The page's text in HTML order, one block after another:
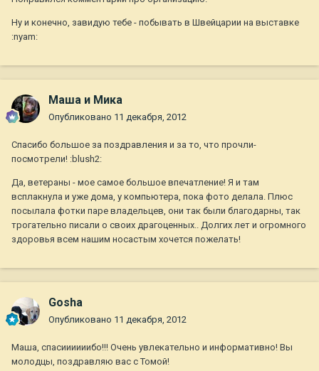
Ну и конечно, завидую тебе - побывать в Швейцарии на выставке
:nyam:
Маша и Мика
Опубликовано 11 декабря, 2012
Спасибо большое за поздравления и за то, что прочли-
посмотрели! :blush2:
Да, ветераны - мое самое большое впечатление! Я и там
всплакнула и уже дома, у компьютера, пока фото делала. Плюс
посылала фотки паре владельцев, они так были благодарны, так
трогательно писали о своих драгоценных.. Долгих лет и огромного
здоровья всем нашим носастым хочется пожелать!
Gosha
Опубликовано 11 декабря, 2012
Маша, спасиииииибо!!! Очень увлекательно и информативно! Вы
молодцы, поздравляю вас с Томой!